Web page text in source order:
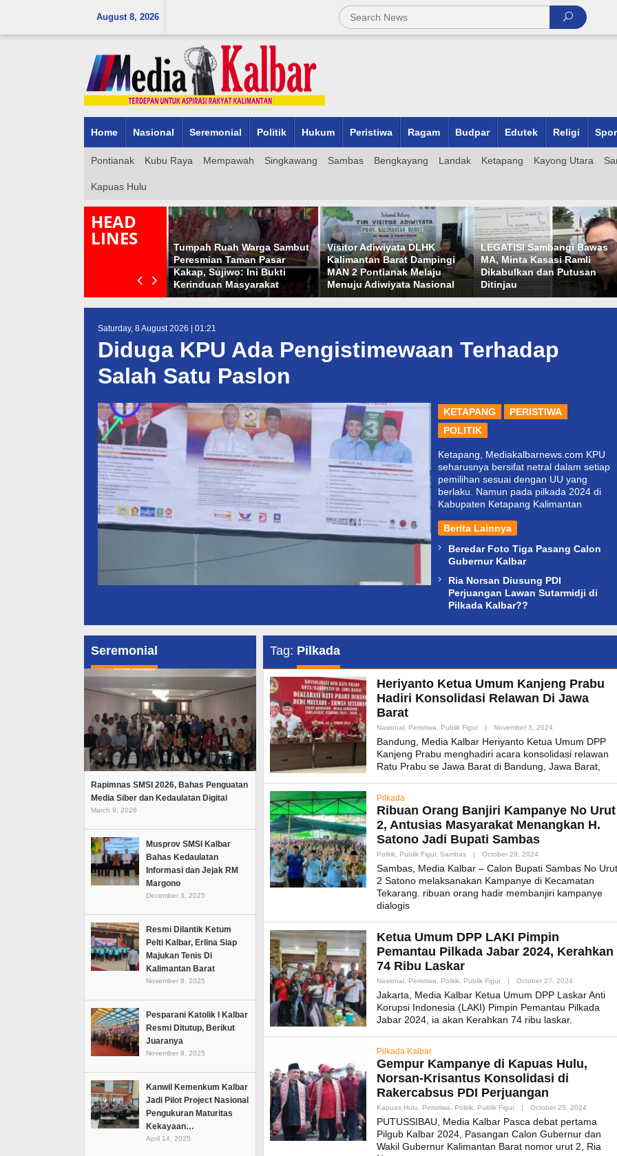
August 8, 2026
Home Nasional Seremonial Politik Hukum Peristiwa Ragam Budpar Edutek Religi
Pontianak Kubu Raya Mempawah Singkawang Sambas Bengkayang Landak Ketapang Kayong Utara
Kapuas Hulu
HEAD
LINES
Tumpah Ruah Warga Sambut
Peresmian Taman Pasar
Kakap, Sujiwo: Ini Bukti
Kerinduan Masyarakat
Visitor Adiwiyata DLHK
Kalimantan Barat Dampingi
MAN 2 Pontianak Melaju
Menuju Adiwiyata Nasional
LEGATISI Sambangi Bawas
MA, Minta Kasasi Ramli
Dikabulkan dan Putusan
Ditinjau
Saturday, 8 August 2026 | 01:21
Diduga KPU Ada Pengistimewaan Terhadap
Salah Satu Paslon
KETAPANG
PERISTIWA
POLITIK
Ketapang, Mediakalbarnews.com KPU
seharusnya bersifat netral dalam setiap
pemilihan sesuai dengan UU yang
berlaku. Namun pada pilkada 2024 di
Kabupaten Ketapang Kalimantan
Berita Lainnya
Beredar Foto Tiga Pasang Calon
Gubernur Kalbar
Ria Norsan Diusung PDI
Perjuangan Lawan Sutarmidji di
Pilkada Kalbar??
Seremonial
Rapimnas SMSI 2026, Bahas Penguatan
Media Siber dan Kedaulatan Digital
March 9, 2026
Musprov SMSI Kalbar
Bahas Kedaulatan
Informasi dan Jejak RM
Margono
December 3, 2025
Resmi Dilantik Ketum
Pelti Kalbar, Erlina Siap
Majukan Tenis Di
Kalimantan Barat
November 8, 2025
Pesparani Katolik I Kalbar
Resmi Ditutup, Berikut
Juaranya
November 8, 2025
Kanwil Kemenkum Kalbar
Jadi Pilot Project Nasional
Pengukuran Maturitas
Kekayaan…
April 14, 2025
Tag: Pilkada
Heriyanto Ketua Umum Kanjeng Prabu
Hadiri Konsolidasi Relawan Di Jawa
Barat
Nasional, Peristiwa, Publik Figur | November 3, 2024
Bandung, Media Kalbar Heriyanto Ketua Umum DPP
Kanjeng Prabu menghadiri acara konsolidasi relawan
Ratu Prabu se Jawa Barat di Bandung, Jawa Barat,
Pilkada
Ribuan Orang Banjiri Kampanye No Urut
2, Antusias Masyarakat Menangkan H.
Satono Jadi Bupati Sambas
Politik, Publik Figur, Sambas | October 29, 2024
Sambas, Media Kalbar – Calon Bupati Sambas No Urut
2 Satono melaksanakan Kampanye di Kecamatan
Tekarang. ribuan orang hadir membanjiri kampanye
dialogis
Ketua Umum DPP LAKI Pimpin
Pemantau Pilkada Jabar 2024, Kerahkan
74 Ribu Laskar
Nasional, Peristiwa, Politik, Publik Figur | October 27, 2024
Jakarta, Media Kalbar Ketua Umum DPP Laskar Anti
Korupsi Indonesia (LAKI) Pimpin Pemantau Pilkada
Jabar 2024, ia akan Kerahkan 74 ribu laskar.
Pilkada Kalbar
Gempur Kampanye di Kapuas Hulu,
Norsan-Krisantus Konsolidasi di
Rakercabsus PDI Perjuangan
Kapuas Hulu, Peristiwa, Politik, Publik Figur | October 25, 2024
PUTUSSIBAU, Media Kalbar Pasca debat pertama
Pilgub Kalbar 2024, Pasangan Calon Gubernur dan
Wakil Gubernur Kalimantan Barat nomor urut 2, Ria